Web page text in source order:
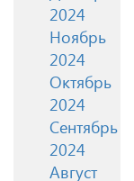
2024
Ноябрь
2024
Октябрь
2024
Сентябрь
2024
Август